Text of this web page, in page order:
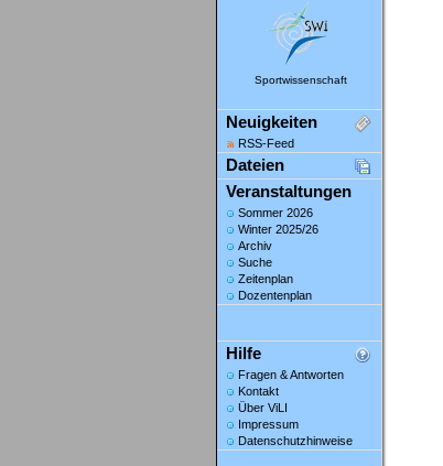
Sportwissenschaft
Neuigkeiten
RSS-Feed
Dateien
Veranstaltungen
Sommer 2026
Winter 2025/26
Archiv
Suche
Zeitenplan
Dozentenplan
Hilfe
Fragen & Antworten
Kontakt
Über ViLI
Impressum
Datenschutzhinweise